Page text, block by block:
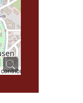
contributors